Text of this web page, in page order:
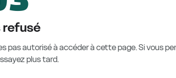
refusé
pas autorisé à accéder à cette page. Si vous
plus tard.